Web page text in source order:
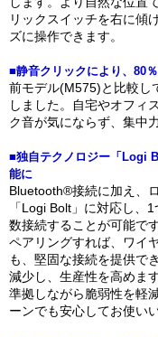
リックスイッチを右に傾
ズに操作できます。
■静音クリックにより、80
前モデル(M575)と比較し
しました。自宅やオフィ
ク音が気にならず、集中
■独自テクノロジー「Logi
能に
Bluetooth®接続に加え、
「Logi Bolt」に対応し、
数接続することが可能で
ペアリングすれば、ワイ
も、堅固な接続を提供で
減少し、生産性を高めま
準拠しながら脆弱性を軽
ーンでも安心してお使い